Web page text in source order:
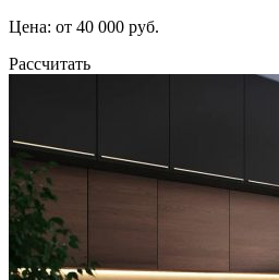
Цена: от 40 000 руб.
Рассчитать